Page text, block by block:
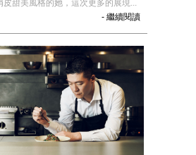
皮甜美風格的她，這次更多的展現...
- 繼續閱讀